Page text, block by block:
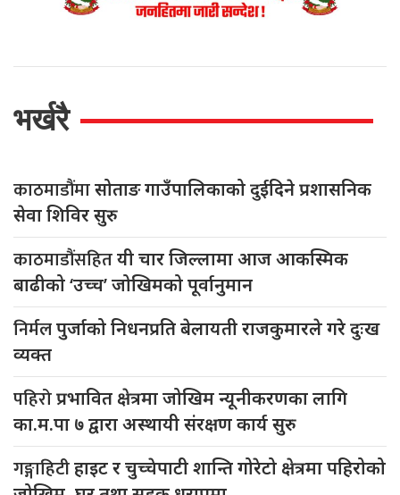
भर्खरै
काठमाडौंमासोताङ गाउँपालिकाको दुईदिने प्रशासनिक
सेवा शिविर सुरु
काठमाडौंसहितयी चार जिल्लामा आज आकस्मिक
बाढीको ‘उच्च’ जोखिमको पूर्वानुमान
निर्मलपुर्जाको निधनप्रति बेलायती राजकुमारले गरे दुःख
व्यक्त
पहिरोप्रभावित क्षेत्रमा जोखिम न्यूनीकरणका लागि
का.म.पा ७ द्वारा अस्थायी संरक्षण कार्य सुरु
गङ्गाहिटीहाइट र चुच्चेपाटी शान्ति गोरेटो क्षेत्रमा पहिरोको